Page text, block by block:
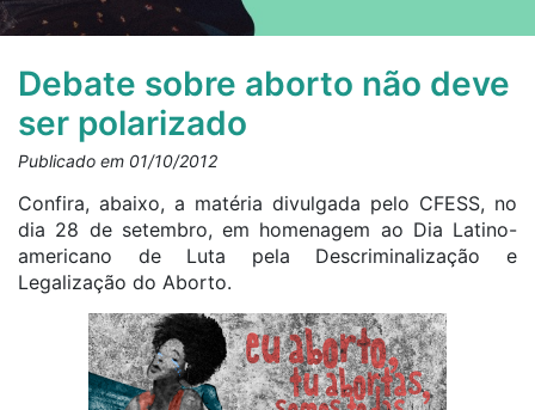
Debate sobre aborto não deve
ser polarizado
Publicado em 01/10/2012
Confira, abaixo, a matéria divulgada pelo CFESS, no
dia 28 de setembro, em homenagem ao Dia Latino-
americano de Luta pela Descriminalização e
Legalização do Aborto.